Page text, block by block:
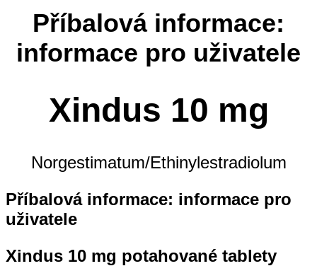
Příbalová informace:
informace pro uživatele
Xindus 10 mg
Norgestimatum/Ethinylestradiolum
Příbalová informace: informace pro
uživatele
Xindus 10 mg potahované tablety